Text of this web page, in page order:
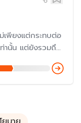
เพียงแต่กระทบต่อ
ท่านั้น แต่ยังรวมถึง
เป็น "อาวุธ" หรือที่
ท้าทายว่า
ได้อย่างไร